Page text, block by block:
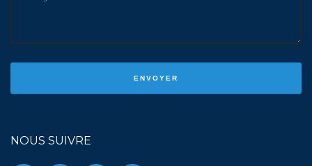
NOUS SUIVRE